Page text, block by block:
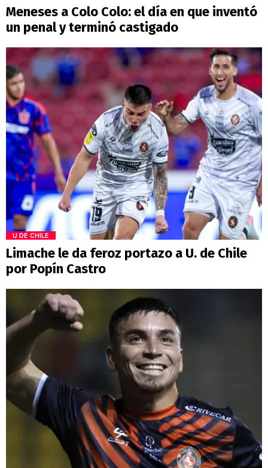
Meneses a Colo Colo: el día en que inventó
un penal y terminó castigado
U DE CHILE
Limache le da feroz portazo a U. de Chile
por Popín Castro